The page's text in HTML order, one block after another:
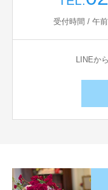
受付時間 / 午
LINEか